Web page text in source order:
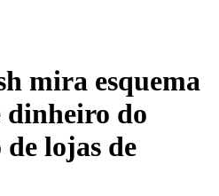
mira esquema
dinheiro do
lojas de